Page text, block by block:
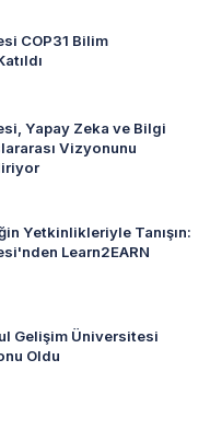
COP31 Bilim
Yapay Zeka ve Bilgi
Vizyonunu
Yetkinlikleriyle Tanışın:
Learn2EARN
Gelişim Üniversitesi
Oldu